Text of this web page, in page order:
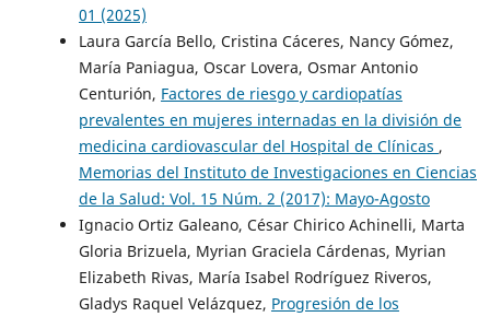
01 (2025)
Laura García Bello, Cristina Cáceres, Nancy Gómez,
María Paniagua, Oscar Lovera, Osmar Antonio
Centurión, Factores de riesgo y cardiopatías
prevalentes en mujeres internadas en la división de
medicina cardiovascular del Hospital de Clínicas ,
Memorias del Instituto de Investigaciones en Ciencias
de la Salud: Vol. 15 Núm. 2 (2017): Mayo-Agosto
Ignacio Ortiz Galeano, César Chirico Achinelli, Marta
Gloria Brizuela, Myrian Graciela Cárdenas, Myrian
Elizabeth Rivas, María Isabel Rodríguez Riveros,
Gladys Raquel Velázquez, Progresión de los